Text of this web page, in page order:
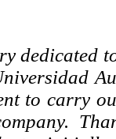
dedicated
to carry